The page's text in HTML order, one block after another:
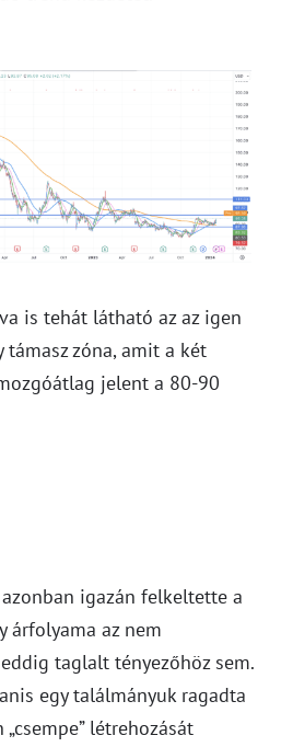
is tehát látható az az igen
támasz zóna, amit a két
jelent a 80-90
igazán felkeltette a
árfolyama az nem
taglalt tényezőhöz sem.
egy találmányuk ragadta
létrehozását